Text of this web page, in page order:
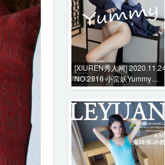
[XIUREN秀人网] 2020.11.24
NO.2816 小蛮妖Yummy
[80P-724MB]